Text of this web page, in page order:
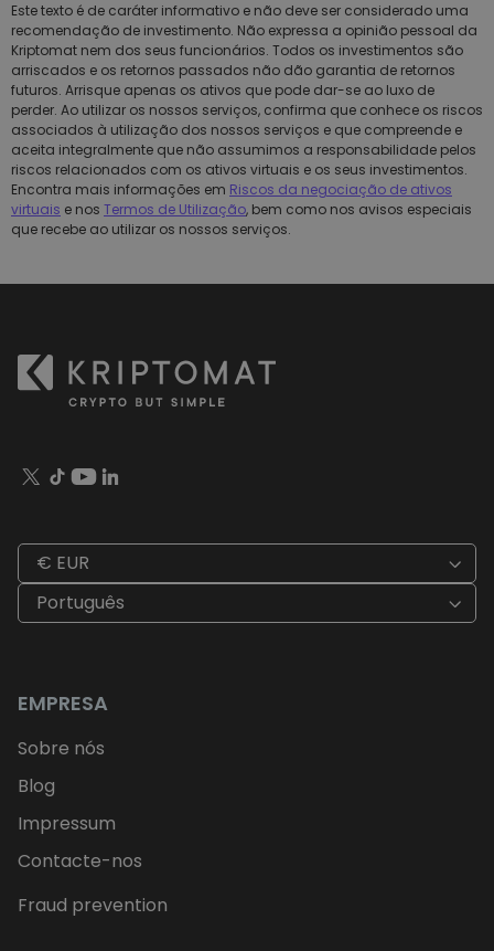
Este texto é de caráter informativo e não deve ser considerado uma
recomendação de investimento. Não expressa a opinião pessoal da
Kriptomat nem dos seus funcionários. Todos os investimentos são
arriscados e os retornos passados não dão garantia de retornos
futuros. Arrisque apenas os ativos que pode dar-se ao luxo de
perder. Ao utilizar os nossos serviços, confirma que conhece os riscos
associados à utilização dos nossos serviços e que compreende e
aceita integralmente que não assumimos a responsabilidade pelos
riscos relacionados com os ativos virtuais e os seus investimentos.
Encontra mais informações em Riscos da negociação de ativos
virtuais e nos Termos de Utilização, bem como nos avisos especiais
que recebe ao utilizar os nossos serviços.
€ EUR
Português
EMPRESA
Sobre nós
Blog
Impressum
Contacte-nos
Fraud prevention